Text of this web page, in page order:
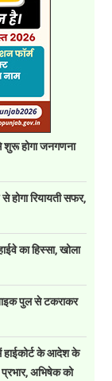
शुरू होगा जनगणना
रियायती सफर,
का हिस्सा, खोला
पुल से टकराकर
हाईकोर्ट के आदेश के
अभिषेक को